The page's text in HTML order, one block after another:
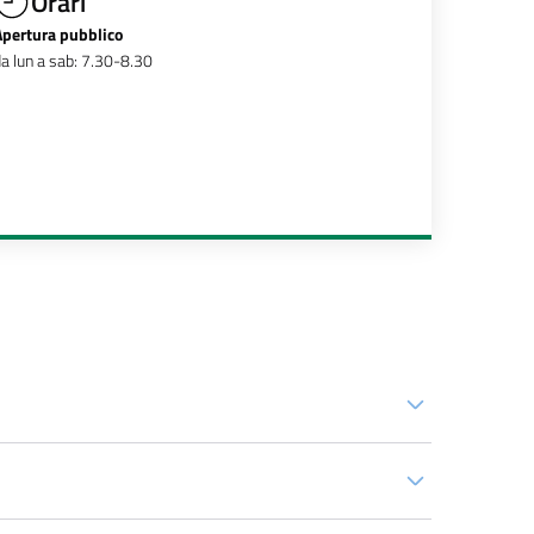
pubblico
lun a sab: 7.30-8.30